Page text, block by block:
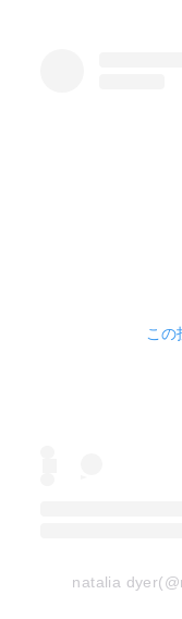
この
natalia